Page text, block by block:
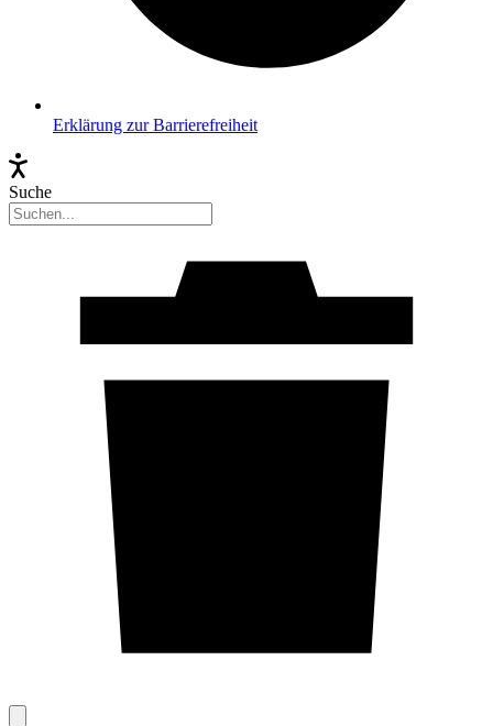
Erklärung zur Barrierefreiheit
Suche